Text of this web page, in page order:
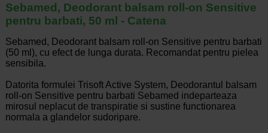
Sebamed, Deodorant balsam roll-on Sensitive
pentru barbati, 50 ml - Catena
Sebamed, Deodorant balsam roll-on Sensitive pentru barbati
(50 ml), cu efect de lunga durata. Recomandat pentru pielea
sensibila.
Datorita formulei Trisoft Active System, Deodorantul balsam
roll-on Sensitive pentru barbati Sebamed indeparteaza
mirosul neplacut de transpiratie si sustine functionarea
normala a glandelor sudoripare.